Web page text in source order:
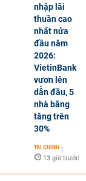
nhập lãi
thuần cao
nhất nửa
đầu năm
2026:
VietinBank
vươn lên
dẫn đầu, 5
nhà băng
tăng trên
30%
TÀI CHÍNH -
13 giờ trước